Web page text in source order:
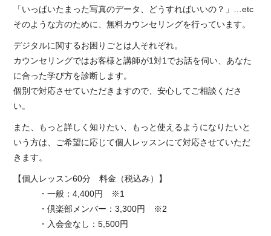
「いっぱいたまった写真のデータ、どうすればいいの？」…etc
そのような方のために、無料カウンセリングを行っています。
デジタルに関するお困りごとは人それぞれ。
カウンセリングではお客様と講師が1対1でお話を伺い、あなた
に合った学び方を診断します。
個別で対応させていただきますので、安心してご相談くださ
い。
また、もっと詳しく知りたい、もっと使えるようになりたいと
いう方は、ご希望に応じて個人レッスンにて対応させていただ
きます。
【個人レッスン60分 料金（税込み）】
・一般：4,400円 ※1
・倶楽部メンバー：3,300円 ※2
・入会金なし：5,500円